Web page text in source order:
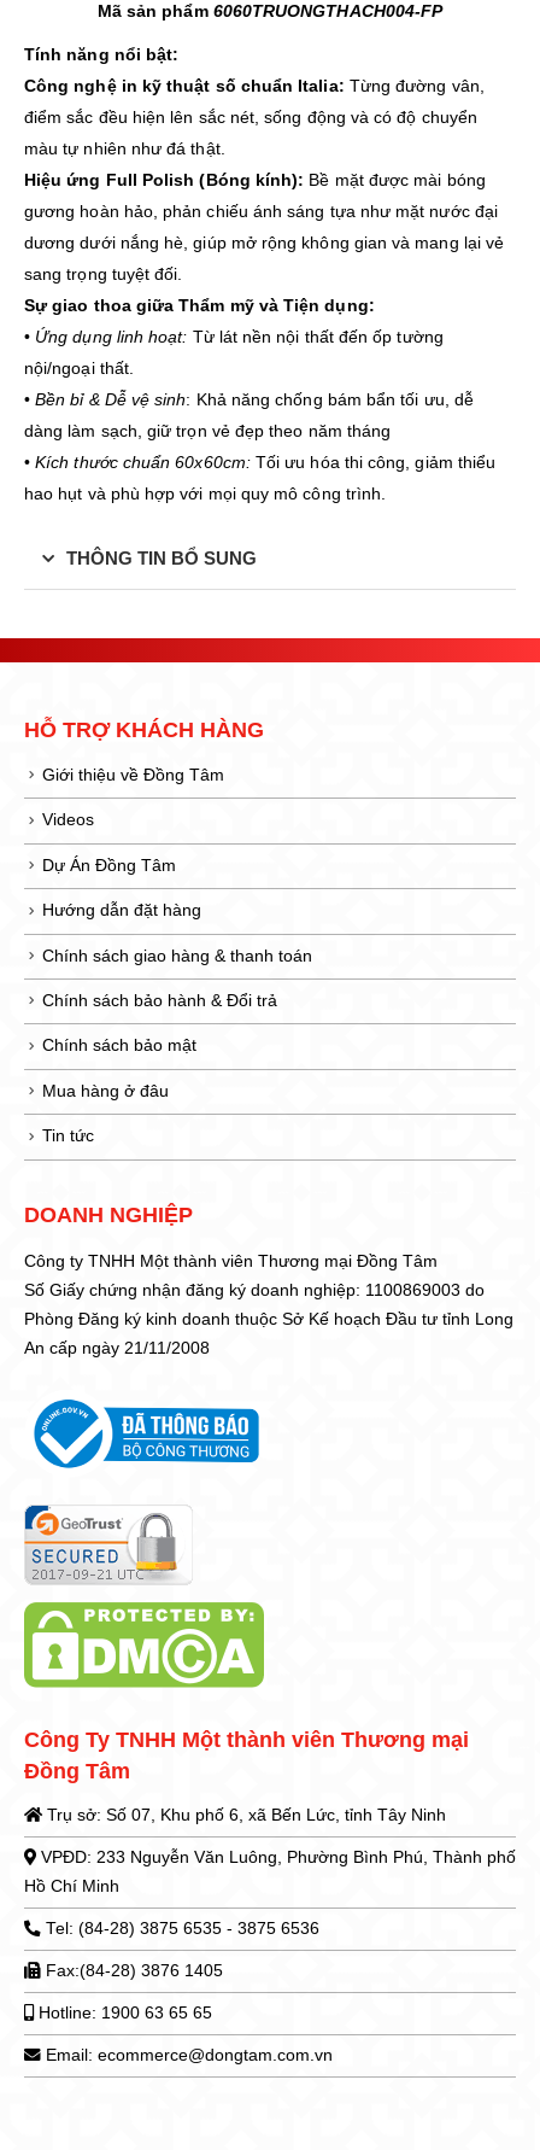
Mã sản phẩm 6060TRUONGTHACH004-FP
Tính năng nổi bật:
Công nghệ in kỹ thuật số chuẩn Italia: Từng đường vân,
điểm sắc đều hiện lên sắc nét, sống động và có độ chuyển
màu tự nhiên như đá thật.
Hiệu ứng Full Polish (Bóng kính): Bề mặt được mài bóng
gương hoàn hảo, phản chiếu ánh sáng tựa như mặt nước đại
dương dưới nắng hè, giúp mở rộng không gian và mang lại vẻ
sang trọng tuyệt đối.
Sự giao thoa giữa Thẩm mỹ và Tiện dụng:
• Ứng dụng linh hoạt: Từ lát nền nội thất đến ốp tường
nội/ngoại thất.
•Bền bỉ & Dễ vệ sinh: Khả năng chống bám bẩn tối ưu, dễ
dàng làm sạch, giữ trọn vẻ đẹp theo năm tháng
•Kích thước chuẩn 60x60cm:Tối ưu hóa thi công, giảm thiểu
hao hụt và phù hợp với mọi quy mô công trình.
THÔNG TIN BỔ SUNG
HỖ TRỢ KHÁCH HÀNG
Giới thiệu về Đồng Tâm
Videos
Dự Án Đồng Tâm
Hướng dẫn đặt hàng
Chính sách giao hàng & thanh toán
Chính sách bảo hành & Đổi trả
Chính sách bảo mật
Mua hàng ở đâu
Tin tức
DOANH NGHIỆP
Công ty TNHH Một thành viên Thương mại Đồng Tâm
Số Giấy chứng nhận đăng ký doanh nghiệp: 1100869003 do
Phòng Đăng ký kinh doanh thuộc Sở Kế hoạch Đầu tư tỉnh Long
An cấp ngày 21/11/2008
Công Ty TNHH Một thành viên Thương mại
Đồng Tâm
Trụ sở: Số 07, Khu phố 6, xã Bến Lức, tỉnh Tây Ninh
VPĐD: 233 Nguyễn Văn Luông, Phường Bình Phú, Thành phố
Hồ Chí Minh
Tel: (84-28) 3875 6535 - 3875 6536
Fax:(84-28) 3876 1405
Hotline: 1900 63 65 65
Email: ecommerce@dongtam.com.vn